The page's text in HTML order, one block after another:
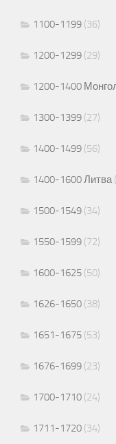
1100-1199 (36)
1200-1299 (29)
1200-1400
1300-1399 (27)
1400-1499 (56)
1400-1600 Литва
1500-1549 (34)
1550-1599 (72)
1600-1625 (50)
1626-1650 (38)
1651-1675 (53)
1676-1699 (23)
1700-1710 (24)
1711-1720 (34)